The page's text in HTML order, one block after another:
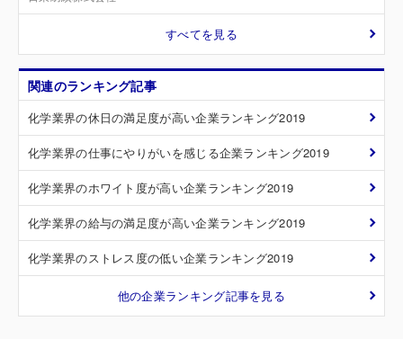
すべてを見る
関連のランキング記事
化学業界の休日の満足度が高い企業ランキング2019
化学業界の仕事にやりがいを感じる企業ランキング2019
化学業界のホワイト度が高い企業ランキング2019
化学業界の給与の満足度が高い企業ランキング2019
化学業界のストレス度の低い企業ランキング2019
他の企業ランキング記事を見る